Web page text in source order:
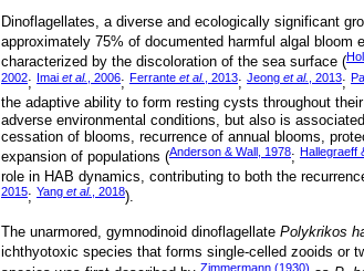
Dinoflagellates, a diverse and ecologically significant
approximately 75% of documented harmful algal bloom
characterized by the discoloration of the sea surface (
2002; Imai et al. , 2006; Ferrante et al. , 2013; Jeong et al. , 2013;
the adaptive ability to form resting cysts throughout
adverse environmental conditions, but also is
cessation of blooms, recurrence of annual blooms,
expansion of populations (Anderson & Wall, 1978; Hallegraeff
role in HAB dynamics, contributing to both the
2015; Yang et al. , 2018).
The unarmored, gymnodinoid dinoflagellate Polykrikos
ichthyotoxic species that forms single-celled zooids or
Zimmermann (1930)